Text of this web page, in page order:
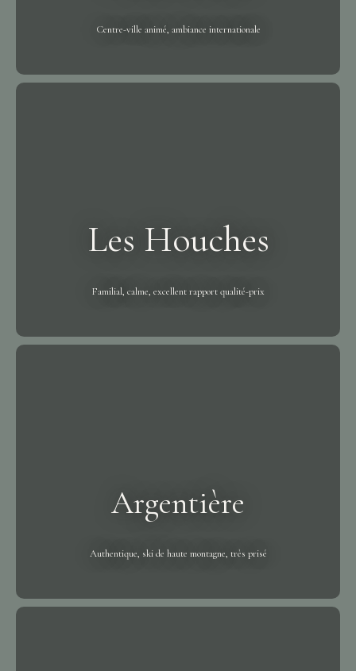
Centre-ville animé, ambiance internationale
Les Houches
Familial, calme, excellent rapport qualité-prix
Argentière
Authentique, ski de haute montagne, très prisé